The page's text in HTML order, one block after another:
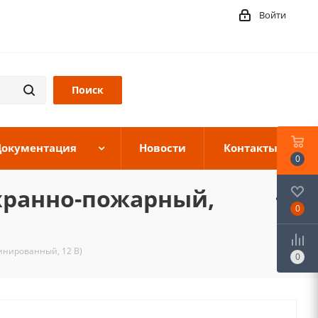
Войти
Новости Контакты
пожарный,
12 В)
0
0
0